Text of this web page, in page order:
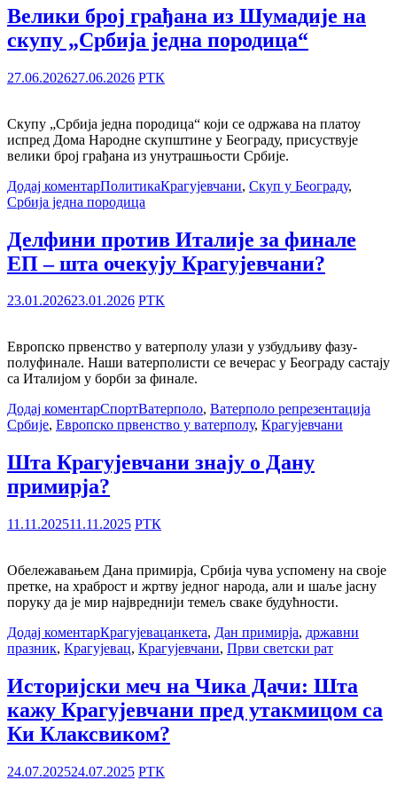
Велики број грађана из Шумадије на
скупу „Србија једна породица“
27.06.202627.06.2026 РТК
Скупу „Србија једна породица“ који се одржава на платоу
испред Дома Народне скупштине у Београду, присуствује
велики број грађана из унутрашњости Србије.
Додај коментарПолитикаКрагујевчани, Скуп у Београду,
Србија једна породица
Делфини против Италије за финале
ЕП – шта очекују Крагујевчани?
23.01.202623.01.2026 РТК
Европско првенство у ватерполу улази у узбудљиву фазу-
полуфинале. Наши ватерполисти се вечерас у Београду састају
са Италијом у борби за финале.
Додај коментарСпортВатерполо, Ватерполо репрезентација
Србије, Европско првенство у ватерполу, Крагујевчани
Шта Крагујевчани знају о Дану
примирја?
11.11.202511.11.2025 РТК
Обележавањем Дана примирја, Србија чува успомену на своје
претке, на храброст и жртву једног народа, али и шаље јасну
поруку да је мир највреднији темељ сваке будућности.
Додај коментарКрагујевацанкета, Дан примирја, државни
празник, Крагујевац, Крагујевчани, Први светски рат
Историјски меч на Чика Дачи: Шта
кажу Крагујевчани пред утакмицом са
Ки Клаксвиком?
24.07.202524.07.2025 РТК